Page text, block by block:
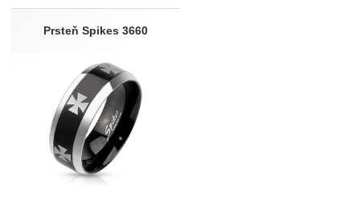
Prsteň Spikes 3660